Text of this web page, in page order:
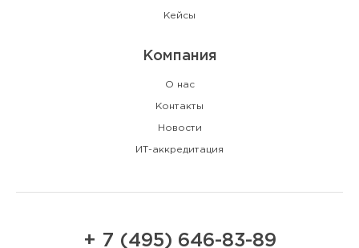
Кейсы
Компания
О нас
Контакты
Новости
ИТ-аккредитация
+ 7 (495) 646-83-89